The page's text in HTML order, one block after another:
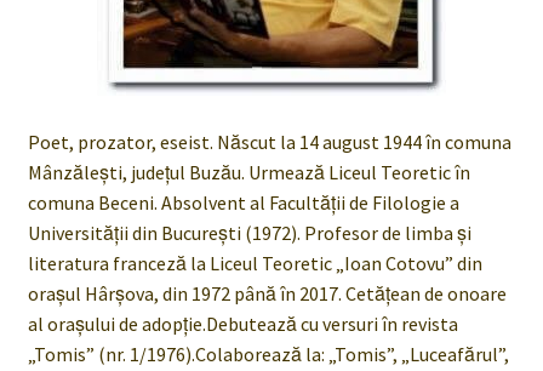
Poet, prozator, eseist. Născut la 14 august 1944 în comuna
Mânzăleşti, judeţul Buzău. Urmează Liceul Teoretic în
comuna Beceni. Absolvent al Facultăţii de Filologie a
Universităţii din Bucureşti (1972). Profesor de limba şi
literatura franceză la Liceul Teoretic „Ioan Cotovu” din
oraşul Hârşova, din 1972 până în 2017. Cetăţean de onoare
al oraşului de adopţie.Debutează cu versuri în revista
„Tomis” (nr. 1/1976).Colaborează la: „Tomis”, „Luceafărul”,